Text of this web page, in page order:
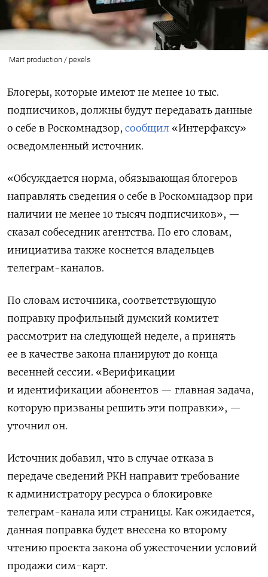
Mart production / pexels
Блогеры, которые имеют не менее 10 тыс.
подписчиков, должны будут передавать данные
о себе в Роскомнадзор, сообщил «Интерфаксу»
осведомленный источник.
«Обсуждается норма, обязывающая блогеров
направлять сведения о себе в Роскомнадзор при
наличии не менее 10 тысяч подписчиков», —
сказал собеседник агентства. По его словам,
инициатива также коснется владельцев
телеграм-каналов.
По словам источника, соответствующую
поправку профильный думский комитет
рассмотрит на следующей неделе, а принять
ее в качестве закона планируют до конца
весенней сессии. «Верификации
и идентификации абонентов — главная задача,
которую призваны решить эти поправки», —
уточнил он.
Источник добавил, что в случае отказа в
передаче сведений РКН направит требование
к администратору ресурса о блокировке
телеграм-канала или страницы. Как ожидается,
данная поправка будет внесена ко второму
чтению проекта закона об ужесточении условий
продажи сим-карт.